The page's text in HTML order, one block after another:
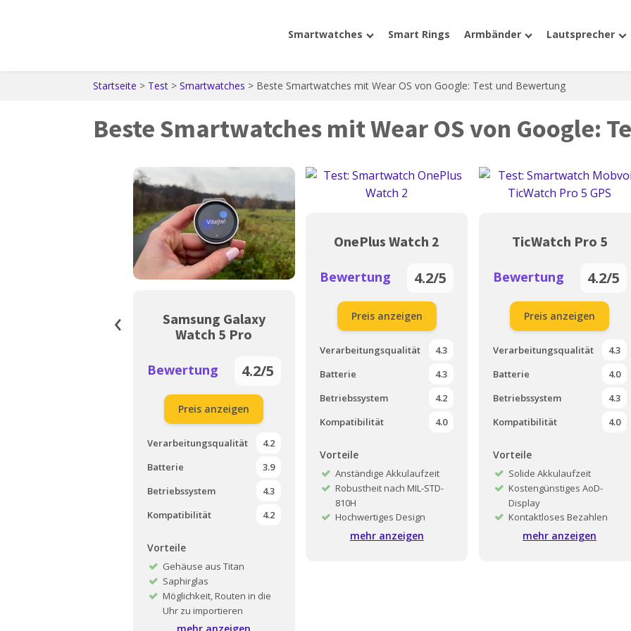
Smartwatches Smart Rings Armbänder Lautsprecher
Startseite > Test > Smartwatches > Beste Smartwatches mit Wear OS von Google: Test und Bewertung
Beste Smartwatches mit Wear OS von Google:
Samsung Galaxy
Watch 5 Pro
Bewertung 4.2/5
Preis anzeigen
Verarbeitungsqualität
4.2
Batterie
3.9
Betriebssystem
4.3
Kompatibilität
4.2
Vorteile
Gehäuse aus Titan
Saphirglas
Möglichkeit, Routen in die
Uhr zu importieren
Telefon- und Messaging-
OnePlus Watch 2
Bewertung 4.2/5
Preis anzeigen
Verarbeitungsqualität
4.3
Batterie
4.3
Betriebssystem
4.2
Kompatibilität
4.0
Vorteile
Anständige Akkulaufzeit
Robustheit nach MIL-STD-
810H
Hochwertiges Design
Angenehm zu tragen
mehr anzeigen
TicWatch Pro 5
Bewertung 4.2/5
Preis anzeigen
Verarbeitungsqualität
4.3
Batterie
4.0
Betriebssystem
4.3
Kompatibilität
4.0
Vorteile
Solide Akkulaufzeit
Kostengünstiges AoD-
Display
Kontaktloses Bezahlen
Komfortabel im Schlaf
mehr anzeigen
‹